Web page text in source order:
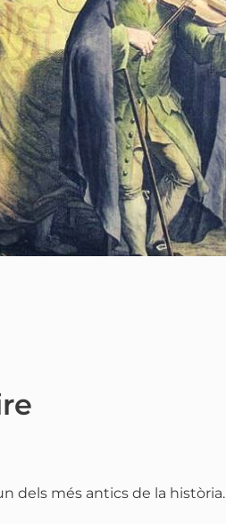
dels més antics de la història.